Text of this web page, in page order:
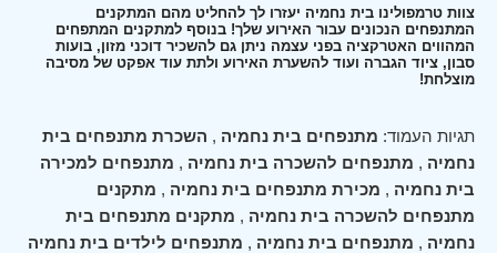
צוות טרמפולינו בית נחמיה יעזרו לך להחליט מהם המתקנים
המתנפחים הנכונים עבור האירוע שלך! בנוסף למתקנים המתפחים
המהווים האטרקציה בפני עצמה ניתן גם להשכיר דוכני מזון, בועות
סבון, ציוד הגברה ועוד להשערת האירוע ולתת עוד אפקט של מסיבה
מוצלחת!
תגיות העמוד: מתנפחים בית נחמיה , השכרת מתנפחים בית
נחמיה , מתנפחים להשכרה בית נחמיה , מתנפחים למכירה
בית נחמיה , מכירת מתנפחים בית נחמיה , מתקנים
מתנפחים להשכרה בית נחמיה , מתקנים מתנפחים בית
נחמיה , מתנפחים בית נחמיה , מתנפחים לילדים בית נחמיה